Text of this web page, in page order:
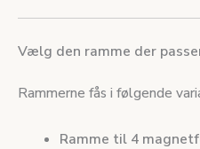
Vælg den ramme der
Rammerne fås i følgende
Ramme til 4